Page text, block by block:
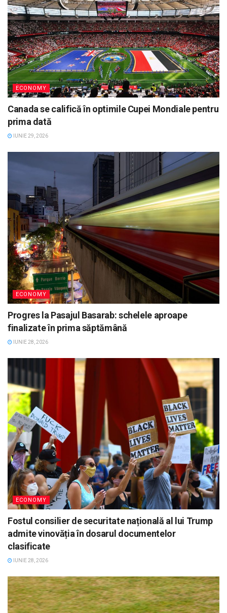
ECONOMY
Canada se califică în optimile Cupei Mondiale pentru
prima dată
IUNIE 29, 2026
ECONOMY
Progres la Pasajul Basarab: schelele aproape
finalizate în prima săptămână
IUNIE 28, 2026
ECONOMY
Fostul consilier de securitate națională al lui Trump
admite vinovăția în dosarul documentelor
clasificate
IUNIE 28, 2026